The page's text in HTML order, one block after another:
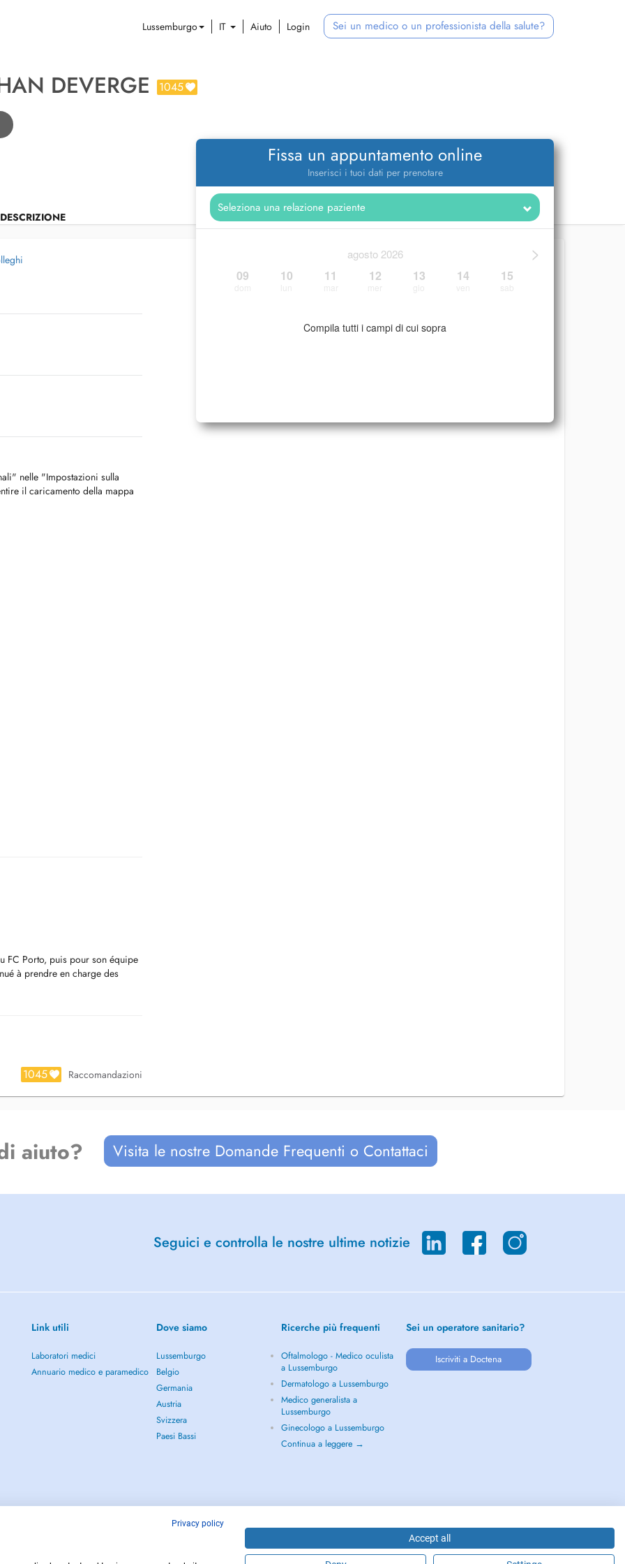
Lussemburgo IT Aiuto Login Sei un medico o un professionista della salute?
DEVERGE 1045
DESCRIZIONE
Fissa un appuntamento online
Inserisci i tuoi dati per prenotare
>
agosto 2026
09 10 11 12 13 14 15
Compila tutti i campi di cui sopra
nelle "Impostazioni sulla
il caricamento della mappa
FC Porto, puis pour son équipe
à prendre en charge des
soins palliatifs, où
de la qualité de vie
suivants :
ostéopathique doux et
pendant ou après les traitements,
des douleurs, gestion du
il pourra donc vous proposer
(Ces techniques
vous seront facturées.
for its Professional Team,
Level Athletes. Furthermore,
Management, Oncology and
Disorders etc.)
1045 Raccomandazioni
aiuto? Visita le nostre Domande Frequenti o Contattaci
Seguici e controlla le nostre ultime notizie
Link utili
Laboratori medici
Annuario medico e paramedico
Dove siamo
Lussemburgo
Belgio
Germania
Austria
Svizzera
Paesi Bassi
Ricerche più frequenti
Oftalmologo - Medico oculista
a Lussemburgo
Dermatologo a Lussemburgo
Medico generalista a
Lussemburgo
Ginecologo a Lussemburgo
Continua a leggere →
Sei un operatore sanitario?
Iscriviti a Doctena
Privacy policy
Accept all